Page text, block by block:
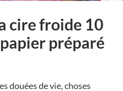
cire froide 10
préparé
douées de vie, choses